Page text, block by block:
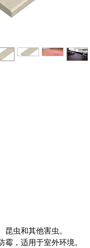
昆虫和其他害虫。
，适用于室外环境。